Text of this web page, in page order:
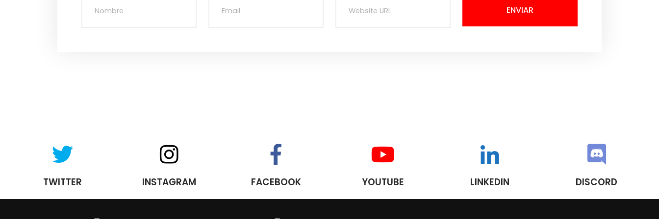
ENVIAR
TWITTER INSTAGRAM FACEBOOK YOUTUBE LINKEDIN DISCORD